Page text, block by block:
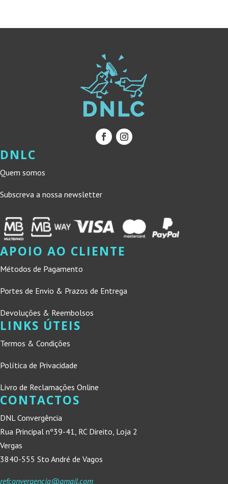
DNLC
Quem somos
Subscreva a nossa newsletter
APOIO AO CLIENTE
Métodos de Pagamento
Portes de Envio & Prazos de Entrega
Devoluções & Reembolsos
LINKS ÚTEIS
Termos & Condições
Política de Privacidade
Livro de Reclamações Online
CONTACTOS
DNL Convergência
Rua Principal nº39-41, RC Direito, Loja 2
Vergas
3840-555 Sto André de Vagos
refconvergencia@gmail.com